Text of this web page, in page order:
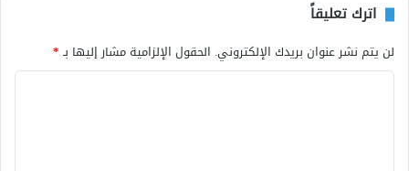
اترك تعليقاً
لن يتم نشر عنوان بريدك الإلكتروني. الحقول الإلزامية مشار إليها بـ*